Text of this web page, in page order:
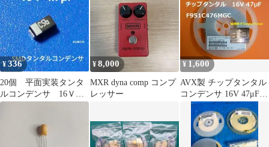
¥336
20個 平面実装タンタ
ルコンデンサ 16Ｖ
4.7μF
¥8,000
MXR dyna comp コンプ
レッサー
¥ 1,600
AVX製 チップタンタル
コンデンサ 16V 47μF
25個セット